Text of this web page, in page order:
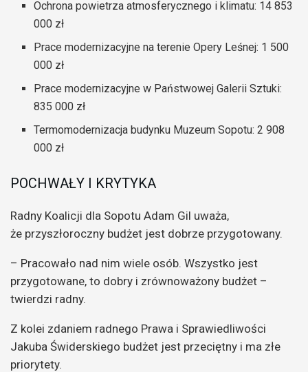
Ochrona powietrza atmosferycznego i klimatu: 14 853
000 zł
Prace modernizacyjne na terenie Opery Leśnej: 1 500
000 zł
Prace modernizacyjne w Państwowej Galerii Sztuki:
835 000 zł
Termomodernizacja budynku Muzeum Sopotu: 2 908
000 zł
POCHWAŁY I KRYTYKA
Radny Koalicji dla Sopotu Adam Gil uważa,
że przyszłoroczny budżet jest dobrze przygotowany.
– Pracowało nad nim wiele osób. Wszystko jest
przygotowane, to dobry i zrównoważony budżet –
twierdzi radny.
Z kolei zdaniem radnego Prawa i Sprawiedliwości
Jakuba Świderskiego budżet jest przeciętny i ma złe
priorytety.